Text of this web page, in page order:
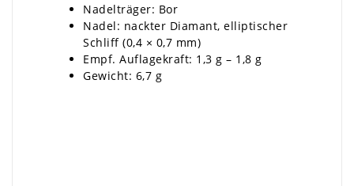
Nadelträger: Bor
Nadel: nackter Diamant, elliptischer
Schliff (0,4 × 0,7 mm)
Empf. Auflagekraft: 1,3 g – 1,8 g
Gewicht: 6,7 g